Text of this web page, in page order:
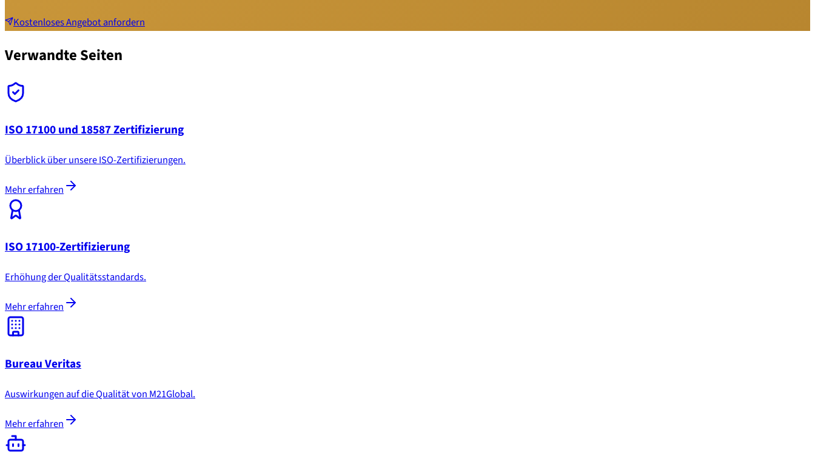
Kostenloses Angebot anfordern
Verwandte Seiten
ISO 17100 und 18587 Zertifizierung
Überblick über unsere ISO-Zertifizierungen.
Mehr erfahren
ISO 17100-Zertifizierung
Erhöhung der Qualitätsstandards.
Mehr erfahren
Bureau Veritas
Auswirkungen auf die Qualität von M21Global.
Mehr erfahren